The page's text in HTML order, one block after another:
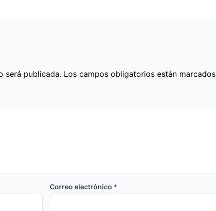
será publicada. Los campos obligatorios están marcados
Correo electrónico *